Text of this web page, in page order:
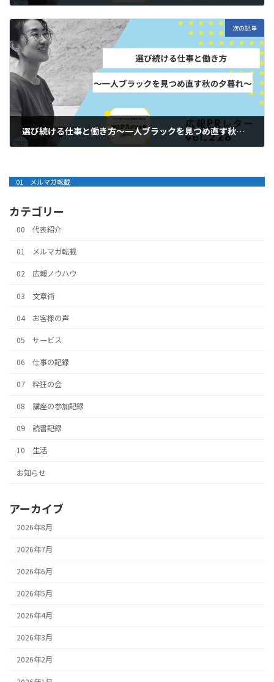
次の記事
選び続ける仕事と働き方～一人ブラックを見つめ直す秋の夕暮れ／広報PRレターvol.228
01 メルマガ転載
カテゴリー
00 代表紹介
01 メルマガ転載
02 広報ノウハウ
03 文章術
04 お客様の声
05 サービス
06 仕事の記録
07 粋狂の会
08 講座の参加記録
09 読書記録
10 生活
お知らせ
アーカイブ
2026年8月
2026年7月
2026年6月
2026年5月
2026年4月
2026年3月
2026年2月